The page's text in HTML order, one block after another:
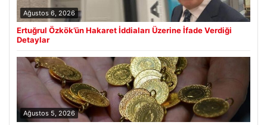
Ağustos 6, 2026
Ertuğrul Özkök’ün Hakaret İddiaları Üzerine İfade Verdiği
Detaylar
Ağustos 5, 2026